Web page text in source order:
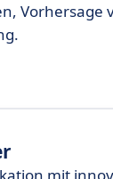
Vorhersage
mit